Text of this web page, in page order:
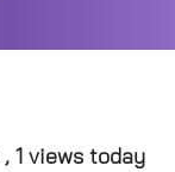
, 1 views today